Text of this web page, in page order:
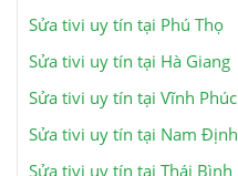
Sửa tivi uy tín tại Phú Thọ
Sửa tivi uy tín tại Hà Giang
Sửa tivi uy tín tại Vĩnh Phúc
Sửa tivi uy tín tại Nam Định
Sửa tivi uy tín tại Thái Bình